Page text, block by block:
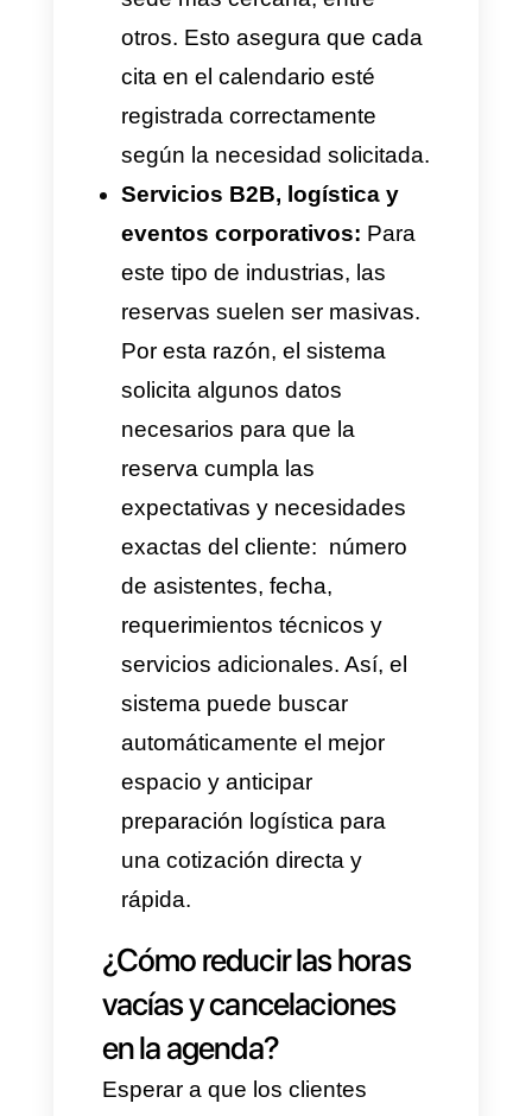
que se enfoque en la calidad
del servicio o cierre de ventas.
Aplicación de la
automatización de
reservas por WhatsApp
con IA en escenarios
reales
Optimizar los tiempos de
respuesta y garantizar la
efectividad en cada solución
son variables que deben
implementarse en todo negocio
independientemente del sector.
Con unAgente IA
personalizar y entrenar el
sistema de automatización para
que funcione de acuerdo al flujo
de venta y reglas de la
en ciertos sectores, al
automatizar el proceso de
reservas: